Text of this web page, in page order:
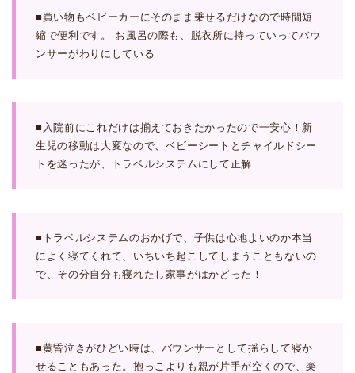
■買い物もベビーカーにそのまま乗せるだけなので時間短
縮で便利です。 お風呂の際も、脱衣所に持っていってバウ
ンサーがわりにしている
■入院前にこれだけは揃えておきたかったので一安心！新
生児の移動は大変なので、ベビーシートとチャイルドシー
トを迷ったが、トラベルシステムにして正解
■トラベルシステムのおかげで、子供は心地よいのか本当
によく寝てくれて、いちいち起こしてしまうこともないの
で、その分自分も寝れたし家事がはかどった！
■黄昏泣きがひどい時は、バウンサーとして揺らして寝か
せることもあった。抱っこよりも親が片手が空くので、楽